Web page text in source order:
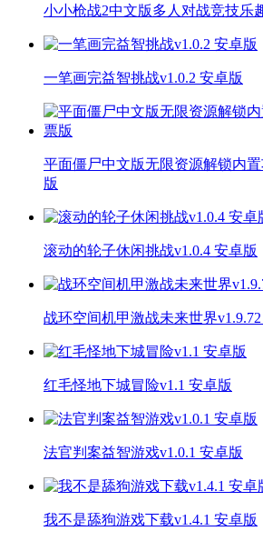
小小枪战2中文版多人对战竞技乐
一笔画完益智挑战v1.0.2 安卓版
平面僵尸中文版无限资源解锁内
版
滚动的轮子休闲挑战v1.0.4 安卓版
战环空间机甲激战未来世界
红毛怪地下城冒险v1.1 安卓版
法官判案益智游戏v1.0.1 安卓版
我不是舔狗游戏下载v1.4.1 安卓版